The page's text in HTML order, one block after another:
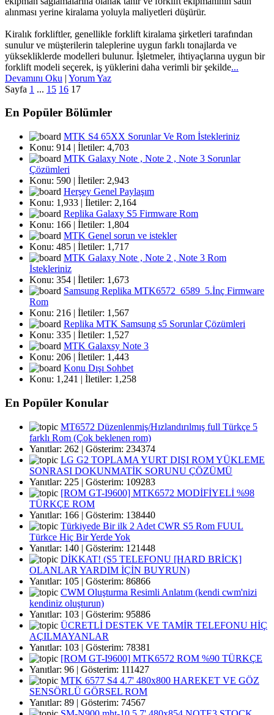
alınması yerine kiralama yoluyla maliyetleri düşürür.
Kiralık forkliftler, genellikle forklift kiralama şirketleri tarafından
sunulur ve müşterilerin taleplerine uygun farklı tonajlarda ve
yüksekliklerde modelleri bulunur. İşletmeler, ihtiyaçlarına uygun bir
forklift modeli seçerek, iş yüklerini daha verimli bir şekilde...
Devamını Oku | Yorum Yaz
Sayfa 1 ... 15 16 17
En Popüler Bölümler
MTK S4 65XX Sorunlar Ve Rom İstekleriniz
Konu: 914 | İletiler: 4,703
MTK Galaxy Note , Note 2 , Note 3 Sorunlar
Çözümleri
Konu: 590 | İletiler: 2,943
Herşey Genel Paylaşım
Konu: 1,933 | İletiler: 2,164
Replika Galaxy S5 Firmware Rom
Konu: 166 | İletiler: 1,804
MTK Genel sorun ve istekler
Konu: 485 | İletiler: 1,717
MTK Galaxy Note , Note 2 , Note 3 Rom
İstekleriniz
Konu: 354 | İletiler: 1,673
Samsung Replika MTK6572_6589_5.İnç Firmware
Rom
Konu: 216 | İletiler: 1,567
Replika MTK Samsung s5 Sorunlar Çözümleri
Konu: 335 | İletiler: 1,527
MTK Galaxsy Note 3
Konu: 206 | İletiler: 1,443
Konu Dışı Sohbet
Konu: 1,241 | İletiler: 1,258
En Popüler Konular
MT6572 Düzenlenmiş/Hızlandırılmış full Türkçe 5
farklı Rom (Çok beklenen rom)
Yanıtlar: 262 | Gösterim: 234374
LG G2 TOPLAMA YURT DIŞI ROM YÜKLEME
SONRASI DOKUNMATİK SORUNU ÇÖZÜMÜ
Yanıtlar: 225 | Gösterim: 109283
[ROM GT-I9600] MTK6572 MODİFİYELİ %98
TÜRKÇE ROM
Yanıtlar: 166 | Gösterim: 138440
Türkiyede Bir ilk 2 Adet CWR S5 Rom FUUL
Türkce Hiç Bir Yerde Yok
Yanıtlar: 140 | Gösterim: 121448
DİKKAT! (S5 TELEFONU [HARD BRİCK]
OLANLAR YARDIM İÇİN BUYRUN)
Yanıtlar: 105 | Gösterim: 86866
CWM Oluşturma Resimli Anlatım (kendi cwm'nizi
kendiniz oluşturun)
Yanıtlar: 103 | Gösterim: 95886
ÜCRETLİ DESTEK VE TAMİR TELEFONU HİÇ
AÇILMAYANLAR
Yanıtlar: 103 | Gösterim: 78381
[ROM GT-I9600] MTK6572 ROM %90 TÜRKÇE
Yanıtlar: 96 | Gösterim: 111427
MTK 6577 S4 4.7' 480x800 HAREKET VE GÖZ
SENSÖRLÜ GÖRSEL ROM
Yanıtlar: 89 | Gösterim: 74567